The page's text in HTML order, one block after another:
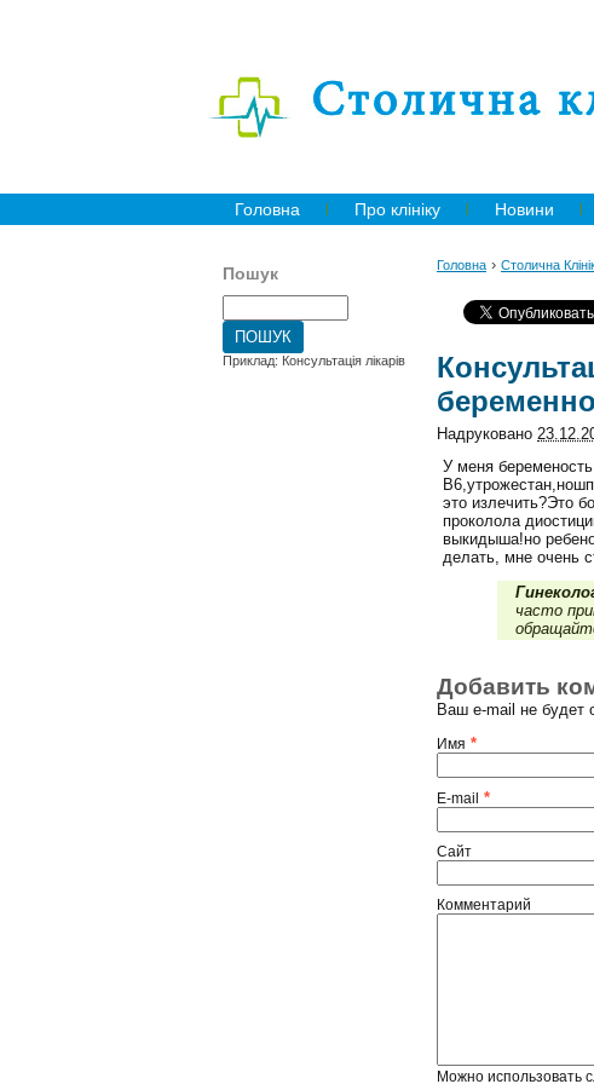
Головна Про клініку Новини
Пошук
Приклад: Консультація лікарів
Головна › Столична
Надруковано
У меня
это излечить?Это
проколола
выкидыша!но
делать, мне очень
часто
Добавить
Ваш e-mail не будет
Имя *
E-mail *
Сайт
Комментарий
Можно использовать